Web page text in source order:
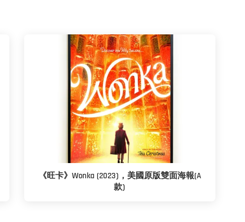
《旺卡》Wonka (2023)，美國原版雙面海報(A
款)